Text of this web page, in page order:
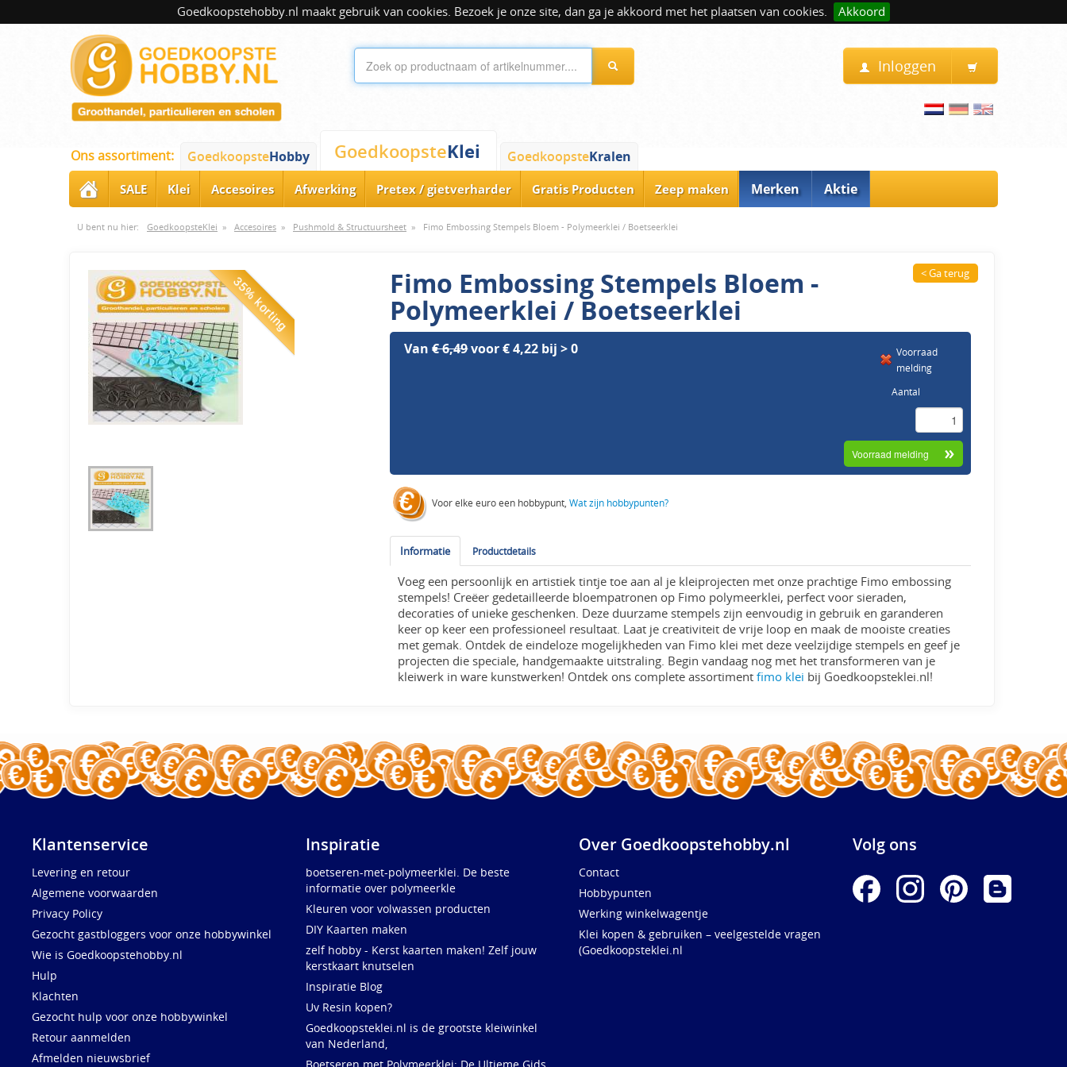
Goedkoopstehobby.nl maakt gebruik van cookies. Bezoek je onze site, dan ga je akkoord met het plaatsen van cookies. Akkoord
Inloggen
Ons assortiment: GoedkoopsteHobby GoedkoopsteKlei GoedkoopsteKralen
SALE Klei Accesoires Afwerking Pretex / gietverharder Gratis Producten Zeep maken Merken Aktie
U bent nu hier: GoedkoopsteKlei » Accesoires » Pushmold & Structuursheet » Fimo Embossing Stempels Bloem - Polymeerklei / Boetseerklei
35% korting Fimo Embossing Stempels Bloem -
Polymeerklei / Boetseerklei
< Ga terug
Van€ 6,49voor € 4,22 bij > 0
Voorraad
melding
Aantal
Voor elke euro een hobbypunt,Wat zijn hobbypunten?
Informatie Productdetails
Voeg een persoonlijk en artistiek tintje toe aan al je kleiprojecten met onze prachtige Fimo embossing
stempels! Creëer gedetailleerde bloempatronen op Fimo polymeerklei, perfect voor sieraden,
decoraties of unieke geschenken. Deze duurzame stempels zijn eenvoudig in gebruik en garanderen
keer op keer een professioneel resultaat. Laat je creativiteit de vrije loop en maak de mooiste creaties
met gemak. Ontdek de eindeloze mogelijkheden van Fimo klei met deze veelzijdige stempels en geef je
projecten die speciale, handgemaakte uitstraling. Begin vandaag nog met het transformeren van je
kleiwerk in ware kunstwerken! Ontdek ons complete assortimentfimo klei bij Goedkoopsteklei.nl!
Klantenservice
Levering en retour
Algemene voorwaarden
Privacy Policy
Gezocht gastbloggers voor onze hobbywinkel
Wie is Goedkoopstehobby.nl
Hulp
Klachten
Gezocht hulp voor onze hobbywinkel
Retour aanmelden
Afmelden nieuwsbrief
Inspiratie
boetseren-met-polymeerklei. De beste
informatie over polymeerkle
Kleuren voor volwassen producten
DIY Kaarten maken
zelf hobby - Kerst kaarten maken! Zelf jouw
kerstkaart knutselen
Inspiratie Blog
Uv Resin kopen?
Goedkoopsteklei.nl is de grootste kleiwinkel
van Nederland,
Over Goedkoopstehobby.nl
Contact
Hobbypunten
Werking winkelwagentje
Klei kopen & gebruiken – veelgestelde vragen
(Goedkoopsteklei.nl
Volg ons